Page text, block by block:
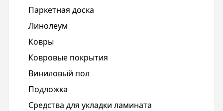
Паркетная доска
Линолеум
Ковры
Ковровые покрытия
Виниловый пол
Подложка
Средства для укладки ламината